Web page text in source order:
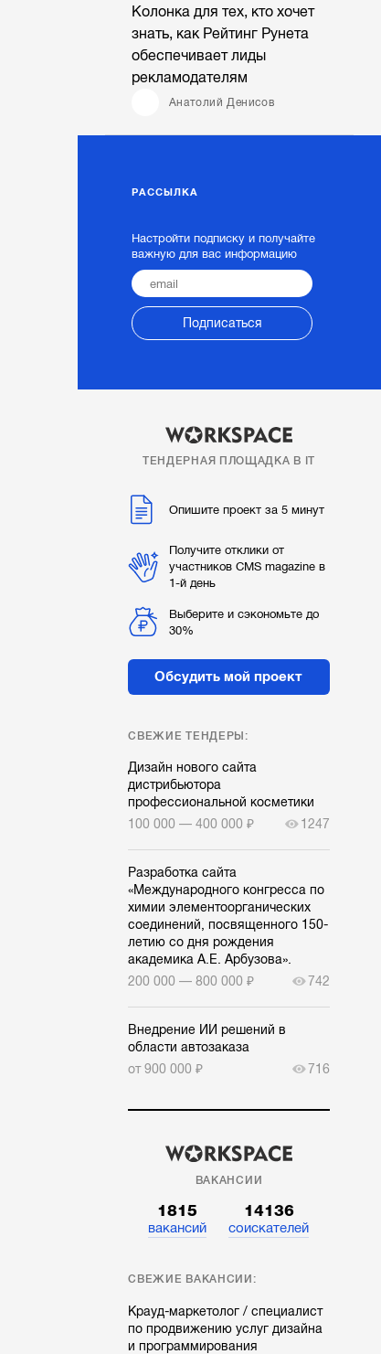
Колонка для тех, кто хочет
знать, как Рейтинг Рунета
обеспечивает лиды
рекламодателям
Анатолий Денисов
РАССЫЛКА
Настройти подписку и получайте
важную для вас информацию
Подписаться
ТЕНДЕРНАЯ ПЛОЩАДКА В IT
Опишите проект за 5 минут
Получите отклики от
участников CMS magazine в
1-й день
Выберите и сэкономьте до
30%
Обсудить мой проект
СВЕЖИЕ ТЕНДЕРЫ:
Дизайн нового сайта
дистрибьютора
профессиональной косметики
100 000 — 400 000 ₽
1247
Разработка сайта
«Международного конгресса по
химии элементоорганических
соединений, посвященного 150-
летию со дня рождения
академика А.Е. Арбузова».
200 000 — 800 000 ₽
742
Внедрение ИИ решений в
области автозаказа
от 900 000 ₽
716
ВАКАНСИИ
1815
вакансий
14136
соискателей
СВЕЖИЕ ВАКАНСИИ:
Крауд-маркетолог / специалист
по продвижению услуг дизайна
и программирования